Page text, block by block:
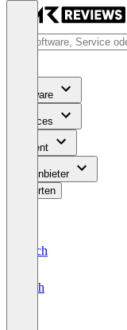
Software
Services
Content
Für Anbieter
Bewerten
Deutsch
English